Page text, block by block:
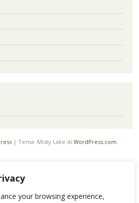
your browsing experience,
| Tema: Misty Lake di WordPress.com